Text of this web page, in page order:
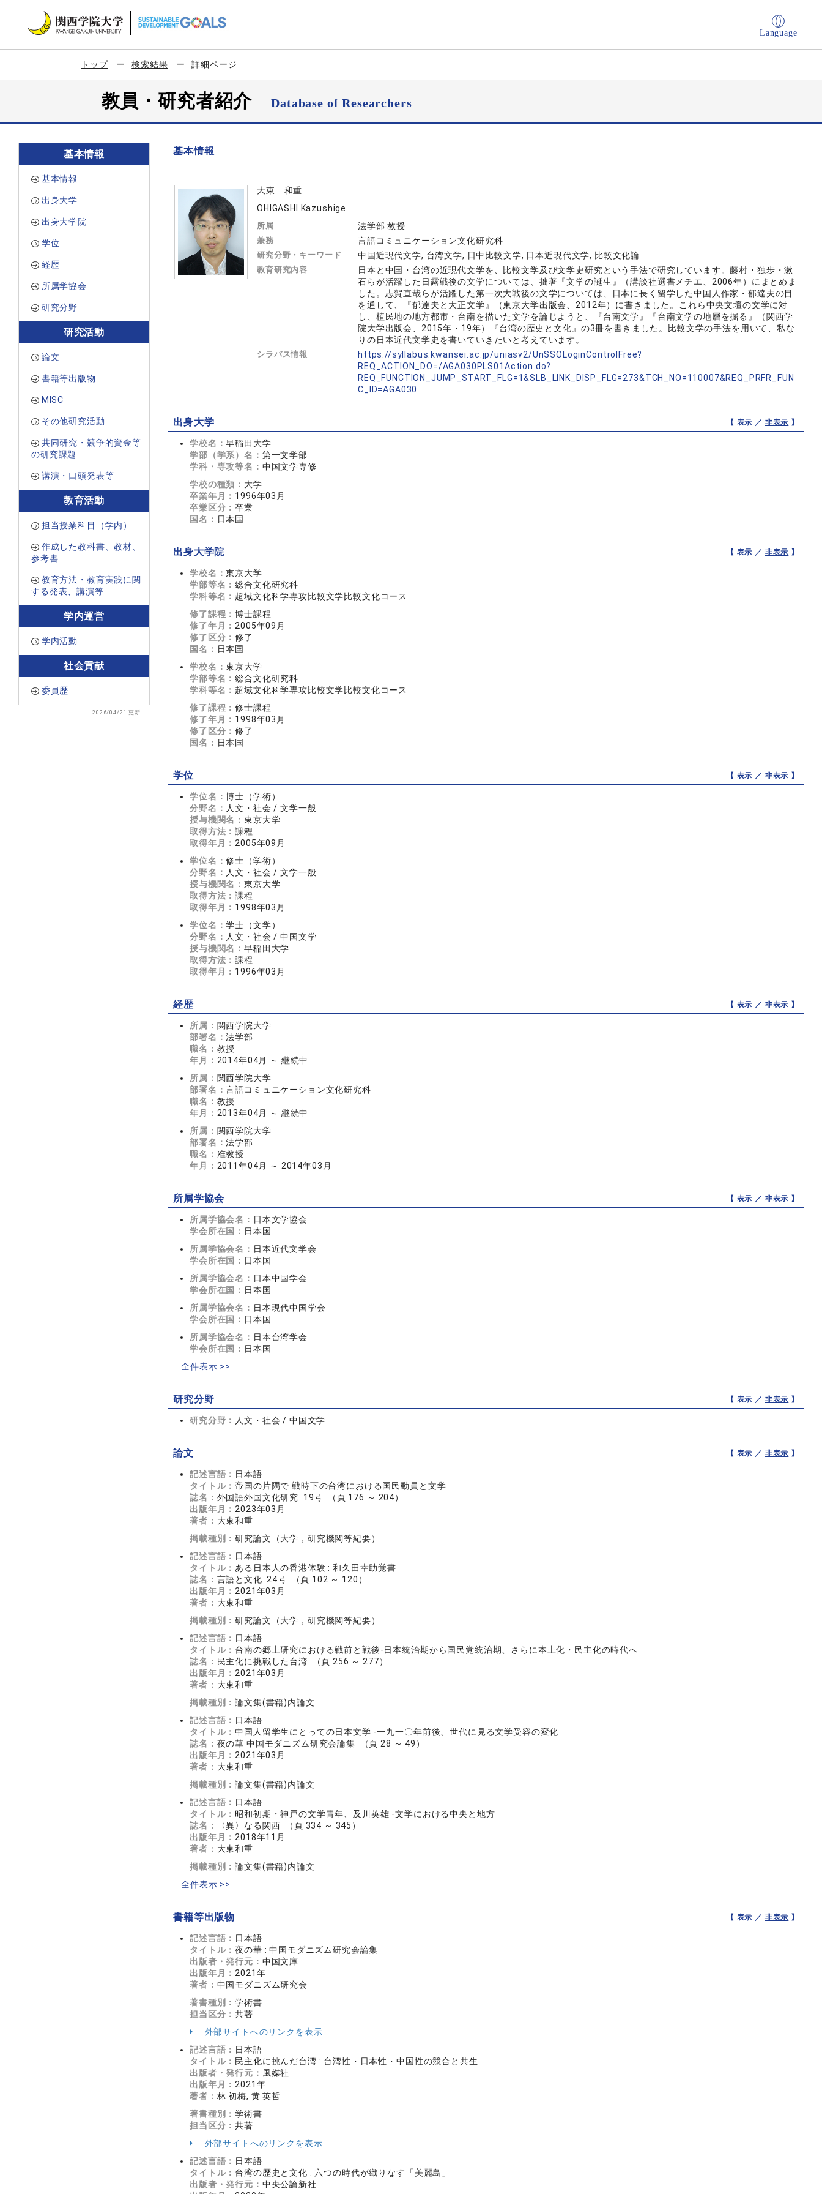
Language
トップ 検索結果 詳細ページ
教員・研究者紹介Database of Researchers
基本情報
基本情報
出身大学
出身大学院
学位
経歴
所属学協会
研究分野
研究活動
論文
書籍等出版物
MISC
その他研究活動
共同研究・競争的資金等
の研究課題
講演・口頭発表等
教育活動
担当授業科目（学内）
作成した教科書、教材、
参考書
教育方法・教育実践に関
する発表、講演等
学内運営
学内活動
社会貢献
委員歴
2026/04/21 更新
基本情報
大東 和重
OHIGASHI Kazushige
所属 法学部 教授
兼務 言語コミュニケーション文化研究科
研究分野・キーワード 中国近現代文学, 台湾文学, 日中比較文学, 日本近現代文学, 比較文化論
教育研究内容
日本と中国・台湾の近現代文学を、比較文学及び文学史研究という手法で研究しています。藤村・独歩・漱
石らが活躍した日露戦後の文学については、拙著『文学の誕生』（講談社選書メチエ、2006年）にまとめま
した。志賀直哉らが活躍した第一次大戦後の文学については、日本に長く留学した中国人作家・郁達夫の目
を通して、『郁達夫と大正文学』（東京大学出版会、2012年）に書きました。これら中央文壇の文学に対
し、植民地の地方都市・台南を描いた文学を論じようと、『台南文学』『台南文学の地層を掘る』（関西学
院大学出版会、2015年・19年）『台湾の歴史と文化』の3冊を書きました。比較文学の手法を用いて、私な
りの日本近代文学史を書いていきたいと考えています。
シラバス情報
https://syllabus.kwansei.ac.jp/uniasv2/UnSSOLoginControlFree?
REQ_ACTION_DO=/AGA030PLS01Action.do?
REQ_FUNCTION_JUMP_START_FLG=1&SLB_LINK_DISP_FLG=273&TCH_NO=110007&REQ_PRFR_FUN
C_ID=AGA030
出身大学 【 表示 ／ 非表示 】
学校名：早稲田大学
学部（学系）名： 第一文学部
学科・専攻等名： 中国文学専修
学校の種類： 大学
卒業年月： 1996年03月
卒業区分：卒業
国名： 日本国
出身大学院 【 表示 ／ 非表示 】
学校名：東京大学
学部等名：総合文化研究科
学科等名： 超域文化科学専攻比較文学比較文化コース
修了課程：博士課程
修了年月： 2005年09月
修了区分：修了
国名： 日本国
学校名：東京大学
学部等名：総合文化研究科
学科等名： 超域文化科学専攻比較文学比較文化コース
修了課程：修士課程
修了年月： 1998年03月
修了区分：修了
国名： 日本国
学位 【 表示 ／ 非表示 】
学位名：博士（学術）
分野名： 人文・社会 / 文学一般
授与機関名：東京大学
取得方法：課程
取得年月： 2005年09月
学位名：修士（学術）
分野名： 人文・社会 / 文学一般
授与機関名：東京大学
取得方法：課程
取得年月： 1998年03月
学位名：学士（文学）
分野名： 人文・社会 / 中国文学
授与機関名：早稲田大学
取得方法：課程
取得年月： 1996年03月
経歴 【 表示 ／ 非表示 】
所属： 関西学院大学
部署名：法学部
職名： 教授
年月： 2014年04月 ～ 継続中
所属： 関西学院大学
部署名：言語コミュニケーション文化研究科
職名： 教授
年月： 2013年04月 ～ 継続中
所属： 関西学院大学
部署名：法学部
職名： 准教授
年月： 2011年04月 ～ 2014年03月
所属学協会 【 表示 ／ 非表示 】
所属学協会名： 日本文学協会
学会所在国： 日本国
所属学協会名： 日本近代文学会
学会所在国： 日本国
所属学協会名： 日本中国学会
学会所在国： 日本国
所属学協会名： 日本現代中国学会
学会所在国： 日本国
所属学協会名： 日本台湾学会
学会所在国： 日本国
全件表示 >>
研究分野 【 表示 ／ 非表示 】
研究分野： 人文・社会 / 中国文学
論文 【 表示 ／ 非表示 】
記述言語： 日本語
タイトル：帝国の片隅で 戦時下の台湾における国民動員と文学
誌名： 外国語外国文化研究 19号 （頁 176 ～ 204）
出版年月： 2023年03月
著者： 大東和重
掲載種別：研究論文（大学，研究機関等紀要）
記述言語： 日本語
タイトル： ある日本人の香港体験 : 和久田幸助覚書
誌名： 言語と文化 24号 （頁 102 ～ 120）
出版年月： 2021年03月
著者： 大東和重
掲載種別：研究論文（大学，研究機関等紀要）
記述言語： 日本語
タイトル： 台南の郷土研究における戦前と戦後‐日本統治期から国民党統治期、さらに本土化・民主化の時代へ
誌名： 民主化に挑戦した台湾 （頁 256 ～ 277）
出版年月： 2021年03月
著者： 大東和重
掲載種別：論文集(書籍)内論文
記述言語： 日本語
タイトル：中国人留学生にとっての日本文学 ‐一九一〇年前後、世代に見る文学受容の変化
誌名： 夜の華 中国モダニズム研究会論集 （頁 28 ～ 49）
出版年月： 2021年03月
著者： 大東和重
掲載種別：論文集(書籍)内論文
記述言語： 日本語
タイトル： 昭和初期・神戸の文学青年、及川英雄 ‐文学における中央と地方
誌名：
〈異〉なる関西 （頁 334 ～ 345）
出版年月： 2018年11月
著者： 大東和重
掲載種別：論文集(書籍)内論文
全件表示 >>
書籍等出版物 【 表示 ／ 非表示 】
記述言語： 日本語
タイトル：夜の華 : 中国モダニズム研究会論集
出版者・発行元： 中国文庫
出版年月： 2021年
著者： 中国モダニズム研究会
著書種別：学術書
担当区分：共著
外部サイトへのリンクを表示
記述言語： 日本語
タイトル： 民主化に挑んだ台湾 : 台湾性・日本性・中国性の競合と共生
出版者・発行元： 風媒社
出版年月： 2021年
著者： 林 初梅, 黄 英哲
著書種別：学術書
担当区分：共著
外部サイトへのリンクを表示
記述言語： 日本語
タイトル： 台湾の歴史と文化 : 六つの時代が織りなす「美麗島」
出版者・発行元： 中央公論新社